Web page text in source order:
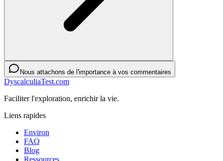
Nous attachons de l'importance à vos commentaires
DyscalculiaTest.com
Faciliter l'exploration, enrichir la vie.
Liens rapides
Environ
FAQ
Blog
Ressources